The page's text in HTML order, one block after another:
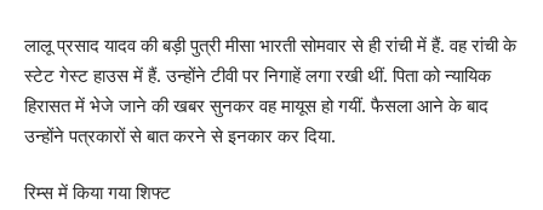
लालू प्रसाद यादव की बड़ी पुत्री मीसा भारती सोमवार से ही रांची में हैं. वह रांची के
स्टेट गेस्ट हाउस में हैं. उन्होंने टीवी पर निगाहें लगा रखी थीं. पिता को न्यायिक
हिरासत में भेजे जाने की खबर सुनकर वह मायूस हो गयीं. फैसला आने के बाद
उन्होंने पत्रकारों से बात करने से इनकार कर दिया.
रिम्स में किया गया शिफ्ट